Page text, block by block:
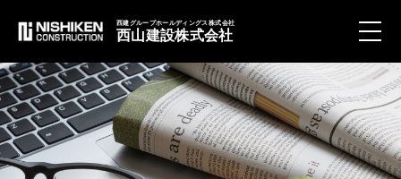
toggle
西建グループホールディングス株式会社
西山建設株式会社